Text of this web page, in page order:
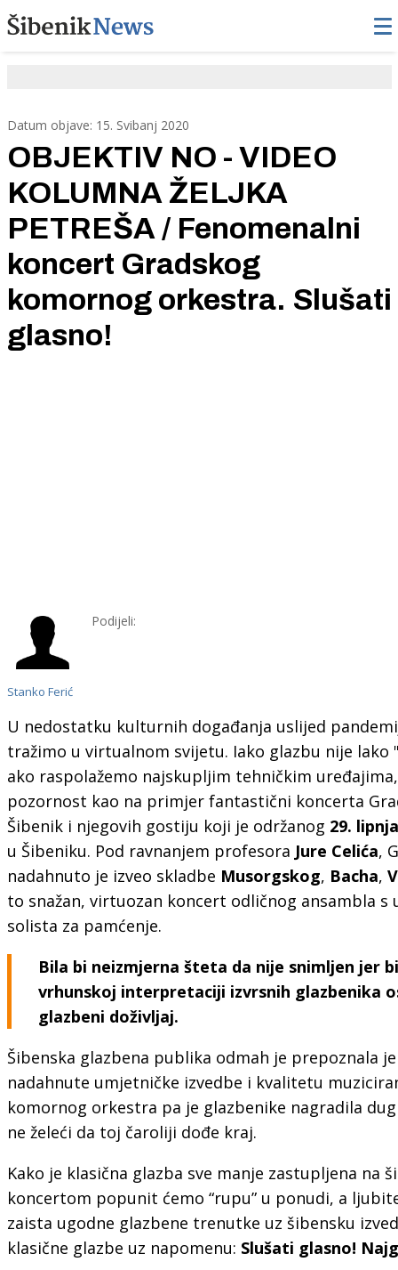
Datum objave: 15. Svibanj 2020
OBJEKTIV NO - VIDEO
KOLUMNA ŽELJKA
PETREŠA / Fenomenalni
koncert Gradskog
komornog orkestra. Slušati
glasno!
Stanko Ferić
Podijeli:
U nedostatku kulturnih događanja uslijed
tražimo u virtualnom svijetu. Iako glazbu nije lako
ako raspolažemo najskupljim tehničkim
pozornost kao na primjer fantastični koncerta
Šibenik i njegovih gostiju koji je održanog 29.
u Šibeniku. Pod ravnanjem profesora Jure Celića,
nadahnuto je izveo skladbe Musorgskog, Bacha,
to snažan, virtuozan koncert odličnog ansambla
solista za pamćenje.
Bila bi neizmjerna šteta da nije snimljen jer
vrhunskoj interpretaciji izvrsnih glazbenika
glazbeni doživljaj.
Šibenska glazbena publika odmah je prepoznala
nadahnute umjetničke izvedbe i kvalitetu
komornog orkestra pa je glazbenike nagradila
ne želeći da toj čaroliji dođe kraj.
Kako je klasična glazba sve manje zastupljena na
koncertom popunit ćemo “rupu” u ponudi, a
zaista ugodne glazbene trenutke uz šibensku
klasične glazbe uz napomenu: Slušati glasno!